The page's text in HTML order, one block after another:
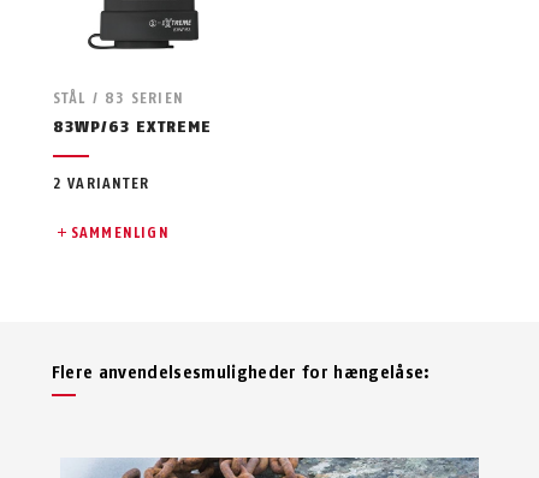
STÅL / 83 SERIEN
83WP/63 EXTREME
2 VARIANTER
SAMMENLIGN
Flere anvendelsesmuligheder for hængelåse: